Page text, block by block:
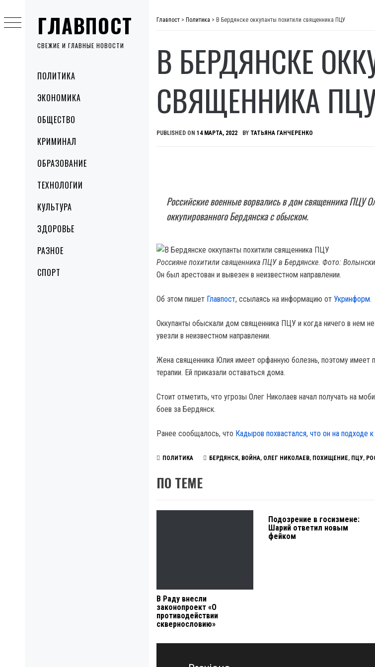
ГЛАВПОСТ
СВЕЖИЕ И ГЛАВНЫЕ НОВОСТИ
MenuПОЛИТИКА
ЭКОНОМИКА
ОБЩЕСТВО
КРИМИНАЛ
ОБРАЗОВАНИЕ
ТЕХНОЛОГИИ
КУЛЬТУРА
ЗДОРОВЬЕ
РАЗНОЕ
СПОРТ
to
content
Главпост > Политика > В Бердянске оккупанты похитили священника ПЦУ
В БЕРДЯНСКЕ
СВЯЩЕННИКА
PUBLISHED ON 14 МАРТА, 2022 BY ТАТЬЯНА ГАНЧЕРЕНКО
Российские военные ворвались в дом священника ПЦУ
оккупированного Бердянска с обыском.
Россияне похитили священника ПЦУ в Бердянске. Фото:
Он был арестован и вывезен в неизвестном направлении.
Об этом пишет Главпост, ссылаясь на информацию от Укринформ.
Оккупанты обыскали дом священника ПЦУ и когда ничего в нем не
увезли в неизвестном направлении.
Жена священника Юлия имеет орфанную болезнь, поэтому имеет
терапии. Ей приказали оставаться дома.
Стоит отметить, что угрозы Олег Николаев начал получать на
боев за Бердянск.
Ранее сообщалось, что Кадыров похвастался, что он на подходе к
ПОЛИТИКА БЕРДЯНСК, ВОЙНА, ОЛЕГ НИКОЛАЕВ, ПОХИЩЕНИЕ, ПЦУ,
ПО ТЕМЕ
В Раду внесли
законопроект «О
противодействии
сквернословию»
Подозрение в госизмене:
Шарий ответил новым
фейком
Навигация